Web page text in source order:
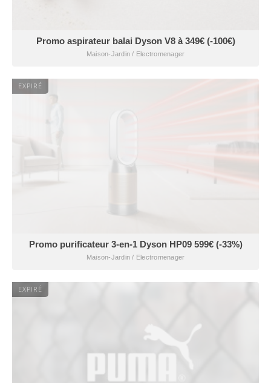
Promo aspirateur balai Dyson V8 à 349€ (-100€)
Maison-Jardin / Electromenager
EXPIRÉ
Promo purificateur 3-en-1 Dyson HP09 599€ (-33%)
Maison-Jardin / Electromenager
EXPIRÉ